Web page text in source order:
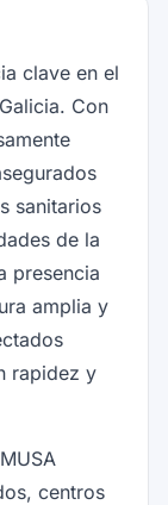
clave en el
Con
sanitarios
de la
presencia
amplia y
rapidez y
centros